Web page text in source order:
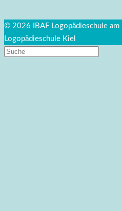
© 2026 IBAF Logopädieschule am
Logopädieschule Kiel